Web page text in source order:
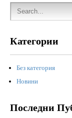
Категории
Без категория
Новини
Последни